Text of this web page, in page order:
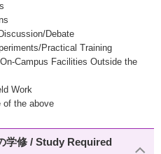
Debate
Practical Training
Campus Facilities Outside the
Work
of the above
学修 / Study Required